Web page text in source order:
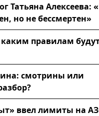
Татьяна Алексеева:
но не бессмертен»
каким правилам
смотрины или
ввел лимиты на